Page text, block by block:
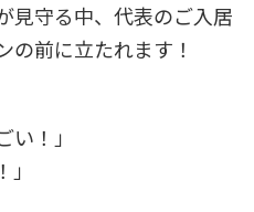
見守る中、代表のご入居
の前に立たれます！
い！」